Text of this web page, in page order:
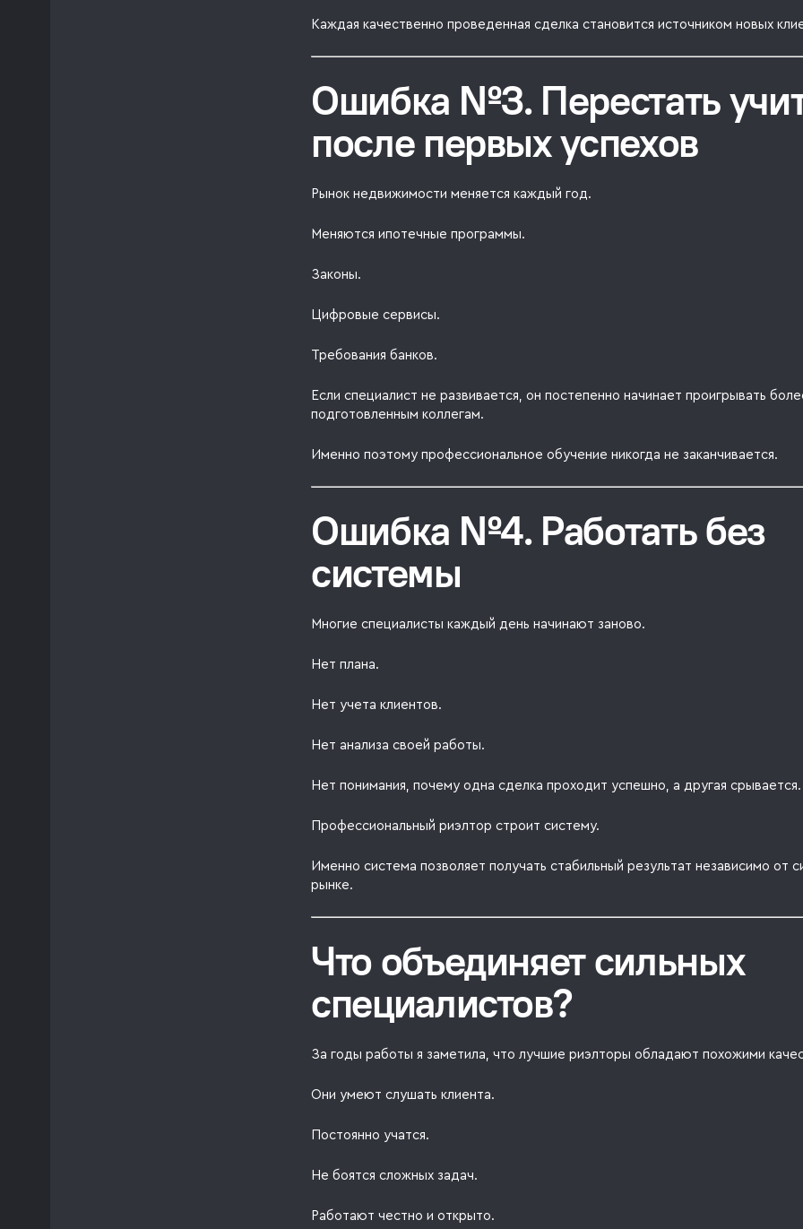
Каждая качественно проведенная сделка становится источником новых
Ошибка №3. Перестать
после первых успехов
Рынок недвижимости меняется каждый год.
Меняются ипотечные программы.
Законы.
Цифровые сервисы.
Требования банков.
Если специалист не развивается, он постепенно начинает проигрывать
подготовленным коллегам.
Именно поэтому профессиональное обучение никогда не заканчивается.
Ошибка №4. Работать без
системы
Многие специалисты каждый день начинают заново.
Нет плана.
Нет учета клиентов.
Нет анализа своей работы.
Нет понимания, почему одна сделка проходит успешно, а другая срывается.
Профессиональный риэлтор строит систему.
Именно система позволяет получать стабильный результат независимо от
рынке.
Что объединяет сильных
специалистов?
За годы работы я заметила, что лучшие риэлторы обладают похожими
Они умеют слушать клиента.
Постоянно учатся.
Не боятся сложных задач.
Работают честно и открыто.